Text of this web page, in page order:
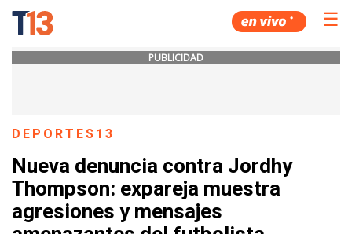
☰
PUBLICIDAD
DEPORTES13
Nueva denuncia contra Jordhy
Thompson: expareja muestra
agresiones y mensajes